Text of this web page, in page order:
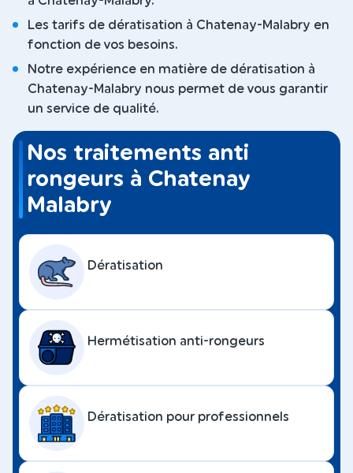
Les tarifs de dératisation à Chatenay-Malabry en
fonction de vos besoins.
Notre expérience en matière de dératisation à
Chatenay-Malabry nous permet de vous garantir
un service de qualité.
Nos traitements anti
rongeurs à Chatenay
Malabry
Dératisation
Hermétisation anti-rongeurs
Dératisation pour professionnels